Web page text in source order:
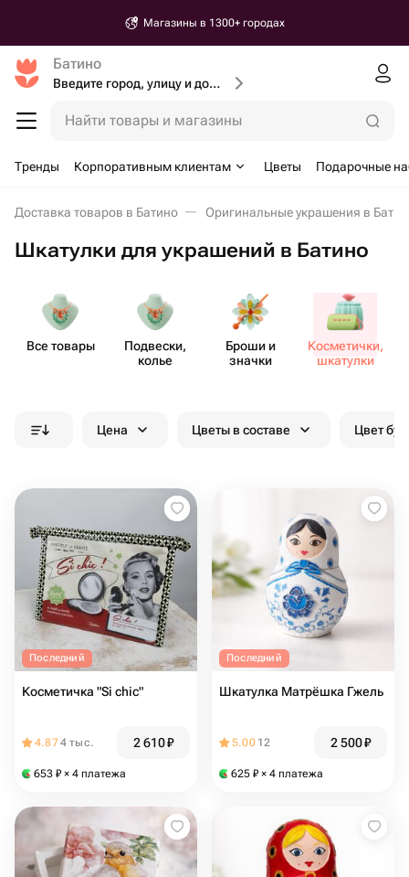
Магазины в 1300+ городах
Батино
Введите город, улицу и дом доставки
Найти товары и магазины
Тренды Корпоративным клиентам Цветы Подарочные
Доставка товаров в Батино Оригинальные украшения в
Шкатулки для украшений в Батино
Все товары
Подвески,
колье
Броши и
значки
Косме​тички,
шкатулки
Цена Цветы в составе Цвет
Последний
Косметичка "Si chic"
4.874 тыс. 2 610₽
653 ₽ × 4 платежа
Последний
Шкатулка Матрёшка Гжель
5.00 12 2 500₽
625 ₽ × 4 платежа